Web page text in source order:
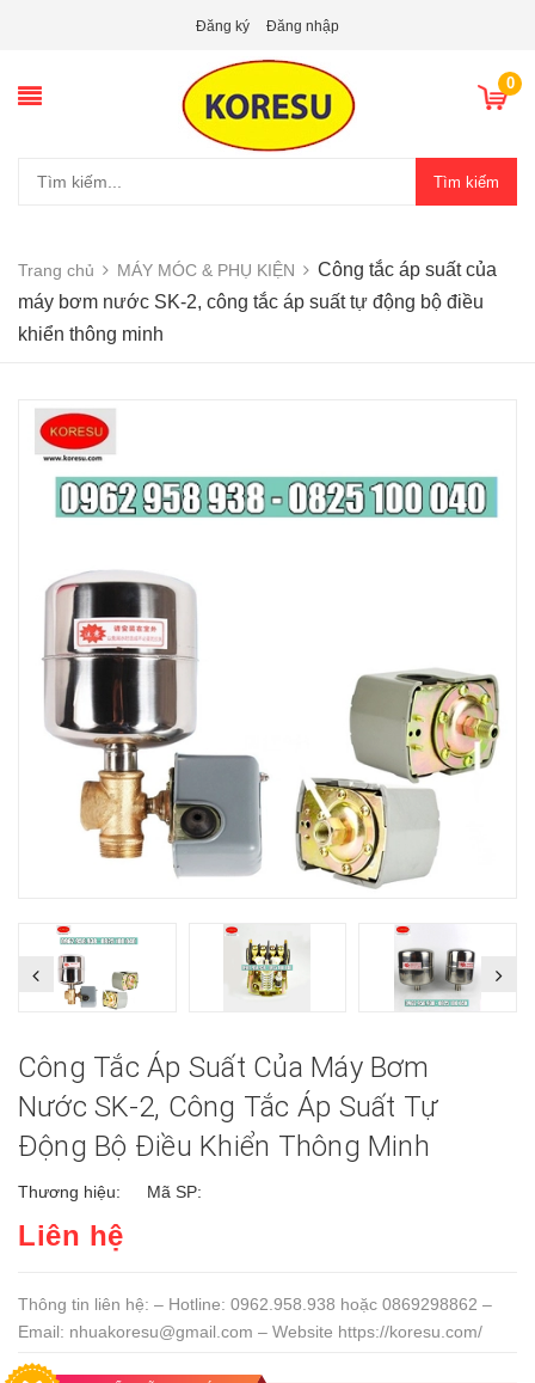
Đăng ký Đăng nhập
0
Tìm kiếm
Trang chủ MÁY MÓC & PHỤ KIỆN
Công tắc áp suất của
máy bơm nước SK-2, công tắc áp suất tự động bộ điều
khiển thông minh
Công Tắc Áp Suất Của Máy Bơm
Nước SK-2, Công Tắc Áp Suất Tự
Động Bộ Điều Khiển Thông Minh
Thương hiệu: Mã SP:
Liên hệ
Thông tin liên hệ: – Hotline: 0962.958.938 hoặc 0869298862 –
Email: nhuakoresu@gmail.com – Website https://koresu.com/